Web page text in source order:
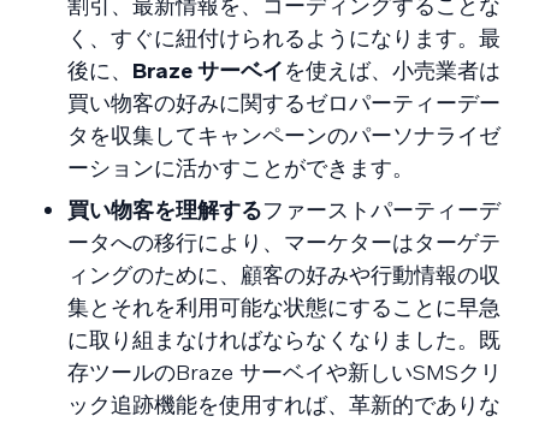
割引、最新情報を、コーディングすることな
く、すぐに紐付けられるようになります。最
後に、 Braze サーベイを使えば、小売業者は
買い物客の好みに関するゼロパーティーデー
タを収集してキャンペーンのパーソナライゼ
ーションに活かすことができます。
買い物客を理解するファーストパーティーデ
ータへの移行により、マーケターはターゲテ
ィングのために、顧客の好みや行動情報の収
集とそれを利用可能な状態にすることに早急
に取り組まなければならなくなりました。既
存ツールのBraze サーベイや新しいSMSクリ
ック追跡機能を使用すれば、革新的でありな